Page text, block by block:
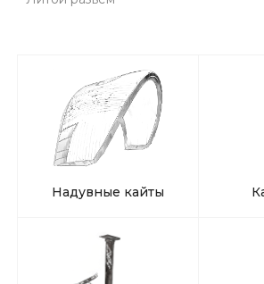
Надувные кайты